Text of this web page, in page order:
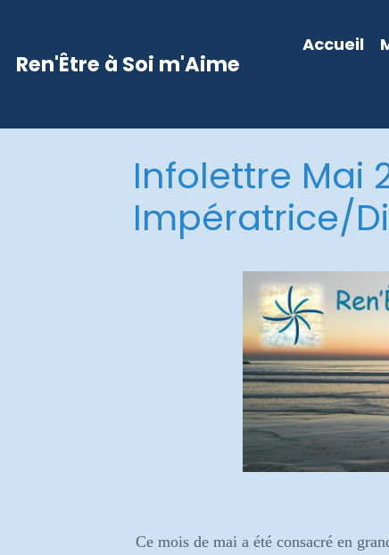
Ren'Être à Soi m'Aime
Accueil
Infolettre Mai
Impératrice/
Ce mois de mai a été consacré en